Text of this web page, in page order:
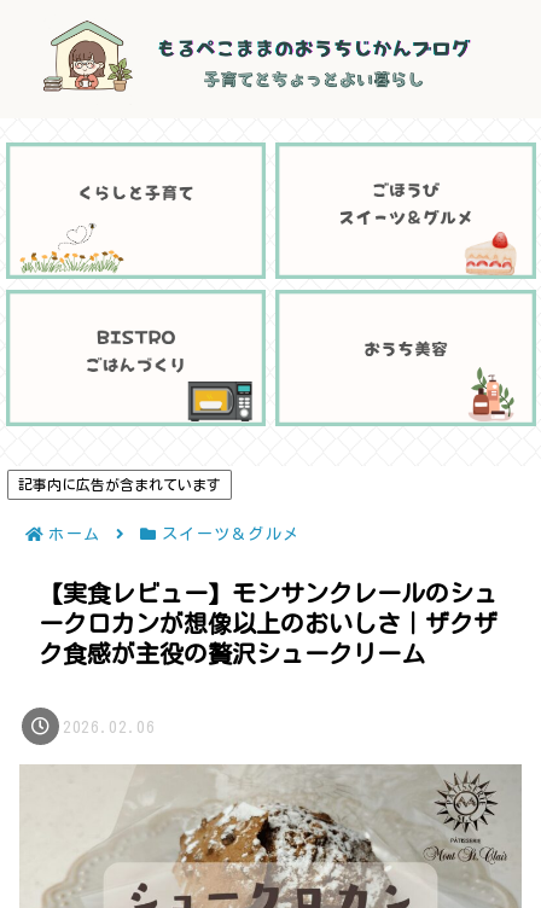
記事内に広告が含まれています
ホーム スイーツ＆グルメ
【実食レビュー】モンサンクレールのシュ
ークロカンが想像以上のおいしさ｜ザクザ
ク食感が主役の贅沢シュークリーム
2026.02.06